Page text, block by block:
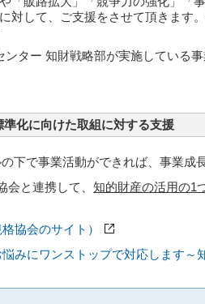
対して、ご支援をさせて頂きます
ター 知財戦略部が実施している事
化に向けた取組に対する支援
下で事業活動ができれば、事業成
と連携して、 知的財産の活用の1
協会のサイト）
悩みにワンストップで対応します